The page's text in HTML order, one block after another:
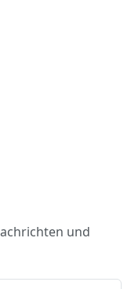
und